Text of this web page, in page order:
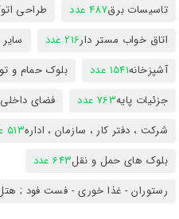
تاسیسات برق487 عدد طراحی
اتاق خواب مستر دار216 عدد
آشپزخانه1541 عدد بلوک حمام و
جزئیات پایه763 عدد فضای
شرکت ، دفتر کار ، سازمان ، اداره513 عدد
بلوک های حمل و نقل643 عدد
رستوران - غذا خوری - فست فود ; هتل